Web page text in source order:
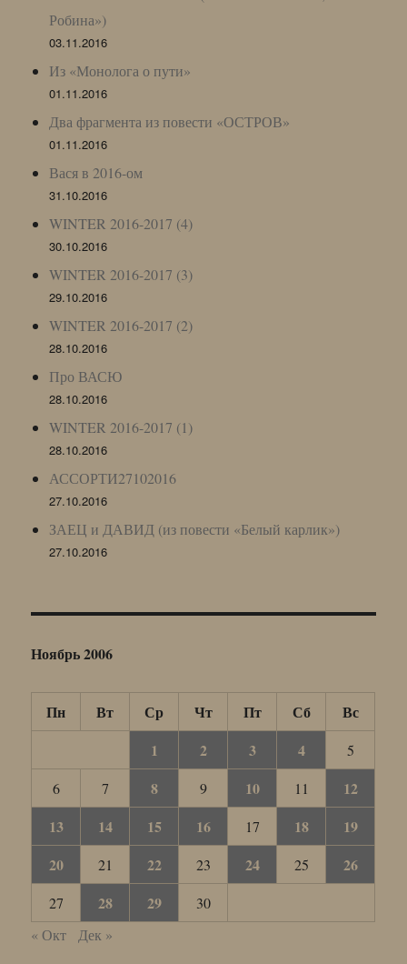
Робина»)
03.11.2016
Из «Монолога о пути»
01.11.2016
Два фрагмента из повести «ОСТРОВ»
01.11.2016
Вася в 2016-ом
31.10.2016
WINTER 2016-2017 (4)
30.10.2016
WINTER 2016-2017 (3)
29.10.2016
WINTER 2016-2017 (2)
28.10.2016
Про ВАСЮ
28.10.2016
WINTER 2016-2017 (1)
28.10.2016
АССОРТИ27102016
27.10.2016
ЗАЕЦ и ДАВИД (из повести «Белый карлик»)
27.10.2016
Ноябрь 2006
Пн Вт Ср Чт Пт Сб
Вс
1
2 3 4
5
6
7 8 9 10 11
12
13
14 15 16 17 18
19
20
21 22 23 24 25 26
27 28 29
30
« Окт
Дек »